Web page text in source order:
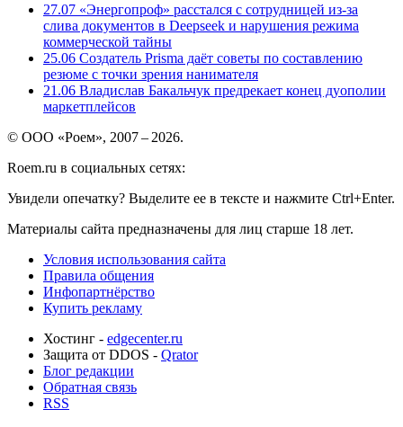
27.07 «Энергопроф» расстался с сотрудницей из-за
слива документов в Deepseek и нарушения режима
коммерческой тайны
25.06 Создатель Prisma даёт советы по составлению
резюме с точки зрения нанимателя
21.06 Владислав Бакальчук предрекает конец дуополии
маркетплейсов
© ООО «Роем», 2007 – 2026.
Roem.ru в социальных сетях:
Увидели опечатку? Выделите ее в тексте и нажмите Ctrl+Enter.
Материалы сайта предназначены для лиц старше 18 лет.
Условия использования сайта
Правила общения
Инфопартнёрство
Купить рекламу
Хостинг - edgecenter.ru
Защита от DDOS - Qrator
Блог редакции
Обратная связь
RSS